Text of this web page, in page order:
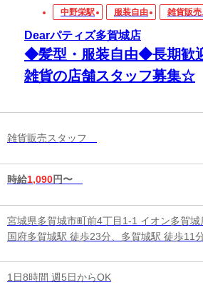
中野栄駅 服装自由 雑貨販
Dearパティズ多賀城店
◆髪型・服装自由◆長期歓
雑貨の店舗スタッフ募集☆
雑貨販売スタッフ
時給1,090円〜
宮城県多賀城市町前4丁目1-1 イオン多賀城
国府多賀城駅 徒歩23分、多賀城駅 徒歩11
1日8時間 週5日からOK